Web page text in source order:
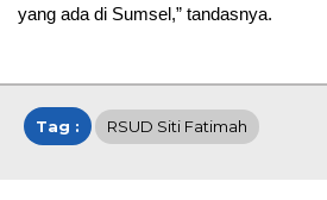
yang ada di Sumsel,” tandasnya.
Tag : RSUD Siti Fatimah